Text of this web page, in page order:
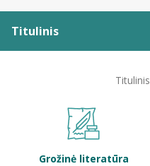
Titulinis
Titulinis
Grožinė literatūra